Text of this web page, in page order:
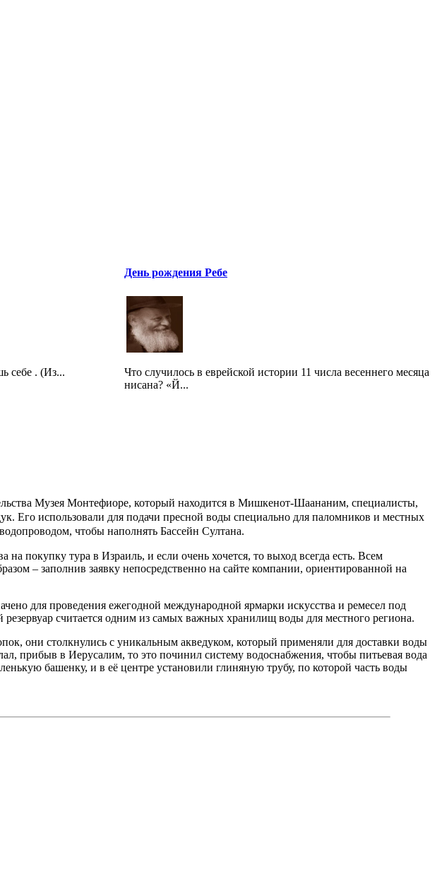
себе . (Из...
День рождения Ребе
Что случилось в еврейской истории 11 числа весеннего месяца
нисана? «Й...
Музея Монтефиоре, который находится в Мишкенот-Шаананим, специалисты,
Его использовали для подачи пресной воды специально для паломников и местных
чтобы наполнять Бассейн Султана.
покупку тура в Израиль, и если очень хочется, то выход всегда есть. Всем
– заполнив заявку непосредственно на сайте компании, ориентированной на
для проведения ежегодной международной ярмарки искусства и ремесел под
считается одним из самых важных хранилищ воды для местного региона.
они столкнулись с уникальным акведуком, который применяли для доставки воды
прибыв в Иерусалим, то это починил систему водоснабжения, чтобы питьевая вода
башенку, и в её центре установили глиняную трубу, по которой часть воды